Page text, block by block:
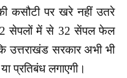
कसौटी पर खरे नहीं उतरे
सेपलों में से 32 सेंपल फेल
उत्तराखंड सरकार अभी भी
प्रतिबंध लगाएगी।